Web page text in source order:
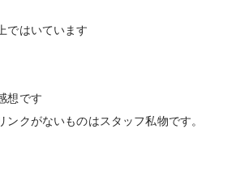
ではいています
想です
クがないものはスタッフ私物です。